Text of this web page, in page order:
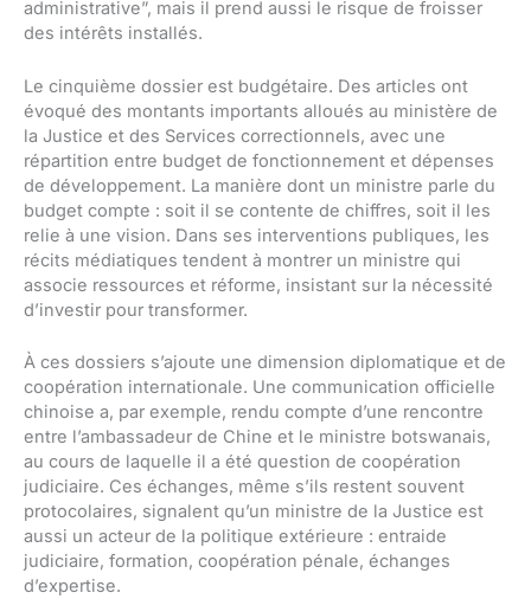
administrative”, mais il prend aussi le risque de froisser
des intérêts installés.
Le cinquième dossier est budgétaire. Des articles ont
évoqué des montants importants alloués au ministère de
la Justice et des Services correctionnels, avec une
répartition entre budget de fonctionnement et dépenses
de développement. La manière dont un ministre parle du
budget compte : soit il se contente de chiffres, soit il les
relie à une vision. Dans ses interventions publiques, les
récits médiatiques tendent à montrer un ministre qui
associe ressources et réforme, insistant sur la nécessité
d’investir pour transformer.
À ces dossiers s’ajoute une dimension diplomatique et de
coopération internationale. Une communication officielle
chinoise a, par exemple, rendu compte d’une rencontre
entre l’ambassadeur de Chine et le ministre botswanais,
au cours de laquelle il a été question de coopération
judiciaire. Ces échanges, même s’ils restent souvent
protocolaires, signalent qu’un ministre de la Justice est
aussi un acteur de la politique extérieure : entraide
judiciaire, formation, coopération pénale, échanges
d’expertise.